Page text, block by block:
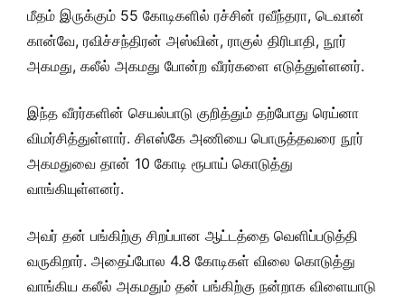
மீதம் இருக்கும் 55 கோடிகளில் ரச்சின் ரவீந்தரா, டெவான்
கான்வே, ரவிச்சந்திரன் அஸ்வின், ராகுல் திரிபாதி, நூர்
அகமது, கலீல் அகமது போன்ற வீரர்களை எடுத்துள்ளனர்.
இந்த வீரர்களின் செயல்பாடு குறித்தும் தற்போது ரெய்னா
விமர்சித்துள்ளார். சிஎஸ்கே அணியை பொருத்தவரை நூர்
அகமதுவை தான் 10 கோடி ரூபாய் கொடுத்து
வாங்கியுள்ளனர்.
அவர் தன் பங்கிற்கு சிறப்பான ஆட்டத்தை வெளிப்படுத்தி
வருகிறார். அதைப்போல 4.8 கோடிகள் விலை கொடுத்து
வாங்கிய கலீல் அகமதும் தன் பங்கிற்கு நன்றாக விளையாடு